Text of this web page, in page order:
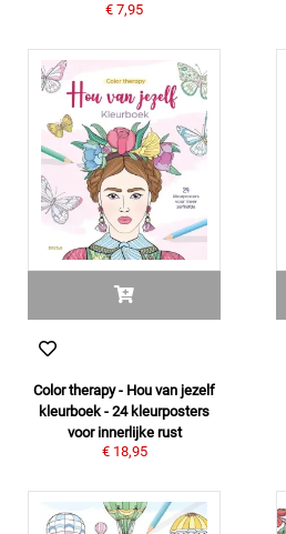
€ 7,95
Color therapy - Hou van jezelf
kleurboek - 24 kleurposters
voor innerlijke rust
€ 18,95